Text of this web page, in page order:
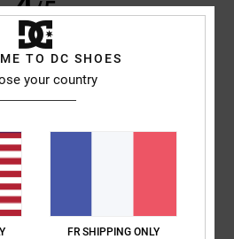
/5
prix
5 /5
TO DC SHOES
your country
FR SHIPPING ONLY